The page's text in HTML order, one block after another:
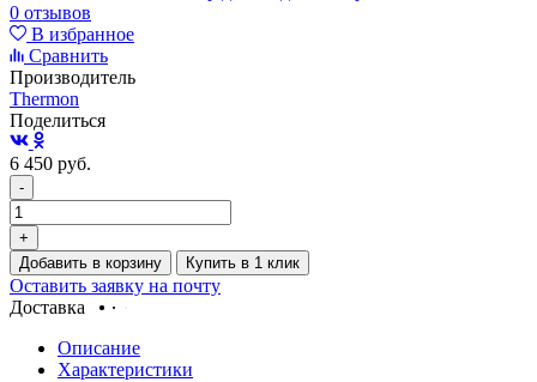
0 отзывов
В избранное
Сравнить
Производитель
Thermon
Поделиться
6 450 руб.
-
+
Добавить в корзину
Купить в 1 клик
Оставить заявку на почту
Доставка
Описание
Характеристики